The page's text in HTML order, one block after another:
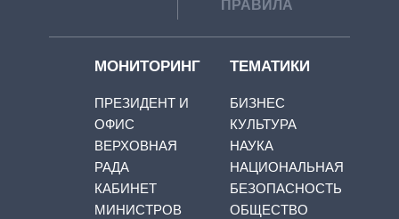
ПРАВИЛА
МОНИТОРИНГ
ПРЕЗИДЕНТ И
ОФИС
ВЕРХОВНАЯ
РАДА
КАБИНЕТ
МИНИСТРОВ
ТЕМАТИКИ
БИЗНЕС
КУЛЬТУРА
НАУКА
НАЦИОНАЛЬНАЯ
БЕЗОПАСНОСТЬ
ОБЩЕСТВО